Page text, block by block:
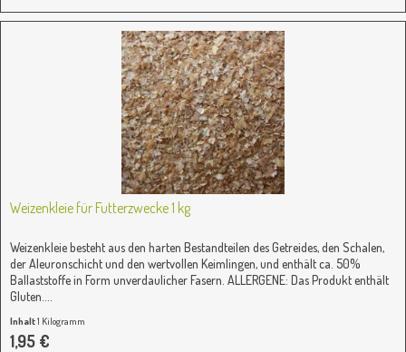
Weizenkleie für Futterzwecke 1 kg
Weizenkleie besteht aus den harten Bestandteilen des Getreides, den Schalen,
der Aleuronschicht und den wertvollen Keimlingen, und enthält ca. 50%
Ballaststoffe in Form unverdaulicher Fasern. ALLERGENE: Das Produkt enthält
Gluten....
Inhalt1 Kilogramm
1,95 €